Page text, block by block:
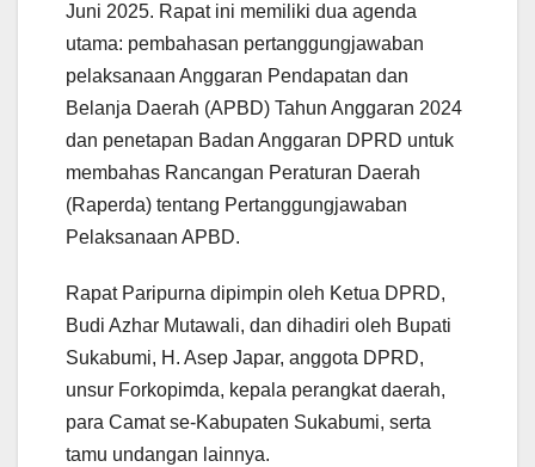
Juni 2025. Rapat ini memiliki dua agenda
utama: pembahasan pertanggungjawaban
pelaksanaan Anggaran Pendapatan dan
Belanja Daerah (APBD) Tahun Anggaran 2024
dan penetapan Badan Anggaran DPRD untuk
membahas Rancangan Peraturan Daerah
(Raperda) tentang Pertanggungjawaban
Pelaksanaan APBD.
Rapat Paripurna dipimpin oleh Ketua DPRD,
Budi Azhar Mutawali, dan dihadiri oleh Bupati
Sukabumi, H. Asep Japar, anggota DPRD,
unsur Forkopimda, kepala perangkat daerah,
para Camat se-Kabupaten Sukabumi, serta
tamu undangan lainnya.